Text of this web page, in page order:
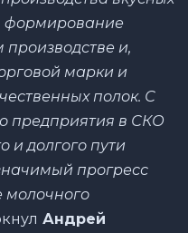
формирование
производстве и,
марки и
полок. С
предприятия в СКО
и долгого пути
прогресс
молочного
Андрей